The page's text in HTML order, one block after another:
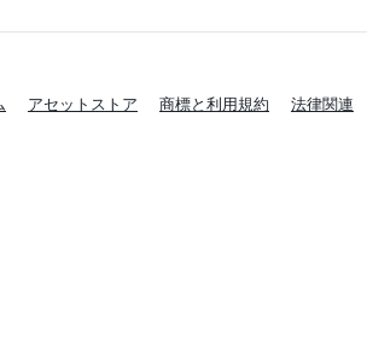
アセットストア 商標と利用規約 法律関連